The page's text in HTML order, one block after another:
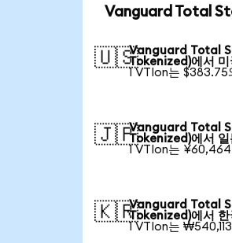
Vanguard Total
🇺🇸Vanguard Total
Tokenized)에서 미
1 VTIon는 $383.75
🇯🇵Vanguard Total
Tokenized)에서 일
1 VTIon는
🇰🇷Vanguard Total
Tokenized)에서 한
1 VTIon는